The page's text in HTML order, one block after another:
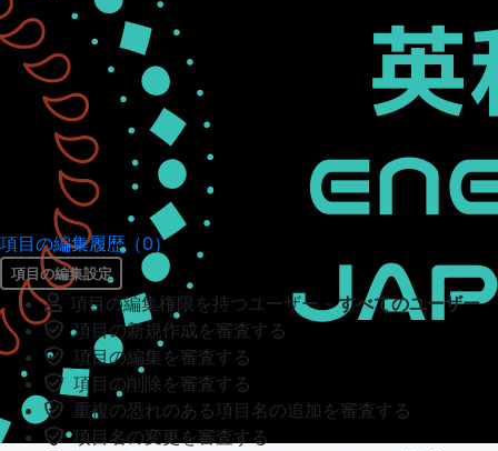
項目の編集履歴（0）
項目の編集設定
項目の編集権限を持つユーザー -すべてのユーザー
項目の新規作成を審査する
項目の編集を審査する
項目の削除を審査する
重複の恐れのある項目名の追加を審査する
項目名の変更を審査する